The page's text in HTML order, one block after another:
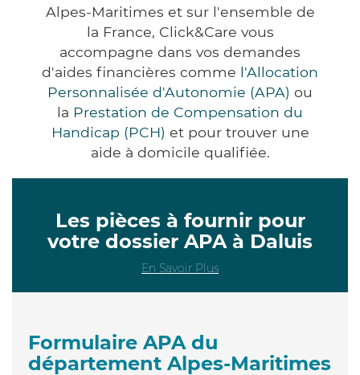
Alpes-Maritimes et sur l'ensemble de
la France, Click&Care vous
accompagne dans vos demandes
d'aides financières comme l'Allocation
Personnalisée d'Autonomie (APA) ou
la Prestation de Compensation du
Handicap (PCH) et pour trouver une
aide à domicile qualifiée.
Les pièces à fournir pour
votre dossier APA à Daluis
En Savoir Plus
Formulaire APA du
département Alpes-Maritimes